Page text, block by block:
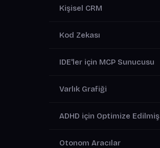
Kişisel CRM
Kod Zekası
IDE'ler için MCP Sunucusu
Varlık Grafiği
ADHD için Optimize Edilmiş
Otonom Aracılar